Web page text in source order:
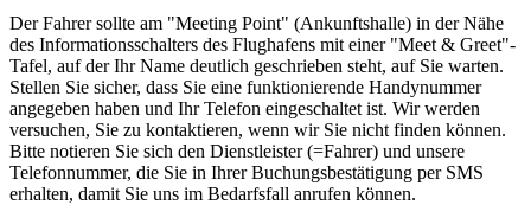
Der Fahrer sollte am "Meeting Point" (Ankunftshalle) in der Nähe
des Informationsschalters des Flughafens mit einer "Meet & Greet"-
Tafel, auf der Ihr Name deutlich geschrieben steht, auf Sie warten.
Stellen Sie sicher, dass Sie eine funktionierende Handynummer
angegeben haben und Ihr Telefon eingeschaltet ist. Wir werden
versuchen, Sie zu kontaktieren, wenn wir Sie nicht finden können.
Bitte notieren Sie sich den Dienstleister (=Fahrer) und unsere
Telefonnummer, die Sie in Ihrer Buchungsbestätigung per SMS
erhalten, damit Sie uns im Bedarfsfall anrufen können.